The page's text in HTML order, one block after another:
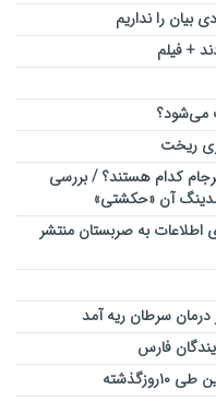
را نداریم
+ فیلم
می‌شود؟
ریخت
کدام هستند؟ / بررسی
آن «حکشتی»
اطلاعات به صربستان منتشر
سرطان ریه آمد
فارس